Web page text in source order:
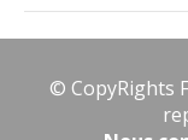
© CopyRights